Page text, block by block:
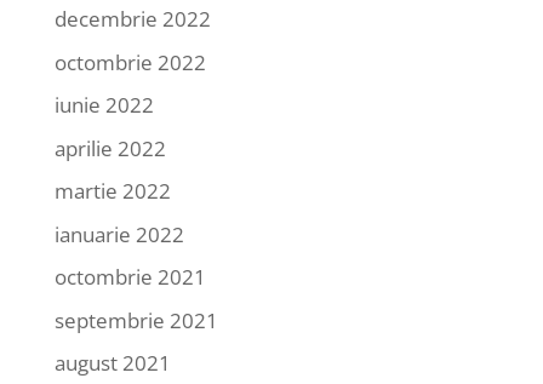
decembrie 2022
octombrie 2022
iunie 2022
aprilie 2022
martie 2022
ianuarie 2022
octombrie 2021
septembrie 2021
august 2021